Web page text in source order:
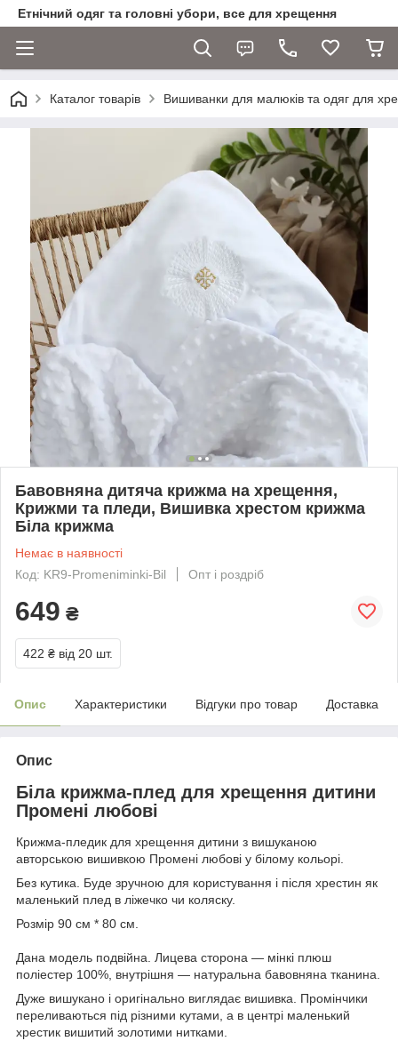
Етнічний одяг та головні убори, все для хрещення
Каталог товарів Вишиванки для малюків та одяг для
Бавовняна дитяча крижма на хрещення,
Крижми та пледи, Вишивка хрестом крижма
Біла крижма
Немає в наявності
Код: KR9-Promeniminki-Bil
Опт і роздріб
649 ₴
422 ₴ від 20 шт.
Опис Характеристики Відгуки про товар Доставка
Опис
Біла крижма-плед для хрещення дитини
Промені любові
Крижма-пледик для хрещення дитини з вишуканою
авторською вишивкою Промені любові у білому кольорі.
Без кутика. Буде зручною для користування і після хрестин як
маленький плед в ліжечко чи коляску.
Розмір 90 см * 80 см.
Дана модель подвійна. Лицева сторона — мінкі плюш
поліестер 100%, внутрішня — натуральна бавовняна тканина.
Дуже вишукано і оригінально виглядає вишивка. Промінчики
переливаються під різними кутами, а в центрі маленький
хрестик вишитий золотими нитками.